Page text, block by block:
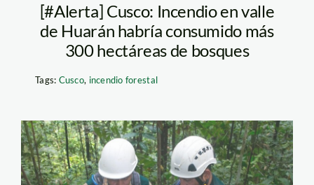
[#Alerta] Cusco: Incendio en valle
de Huarán habría consumido más
300 hectáreas de bosques
Tags: Cusco, incendio forestal
mesa regional – serfor